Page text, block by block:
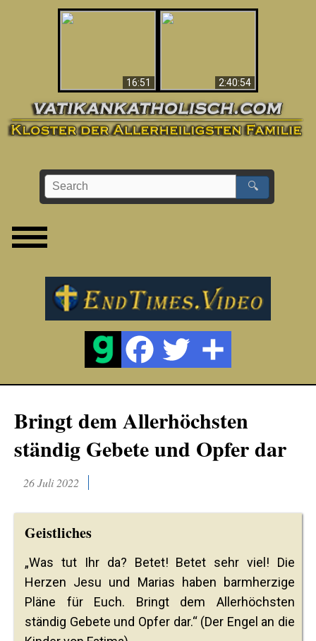
16:51
2:40:54
🔍
Bringt dem Allerhöchsten
ständig Gebete und Opfer dar
26 Juli 2022
Geistliches
„Was tut Ihr da? Betet! Betet sehr viel! Die
Herzen Jesu und Marias haben barmherzige
Pläne für Euch. Bringt dem Allerhöchsten
ständig Gebete und Opfer dar.“ (Der Engel an die